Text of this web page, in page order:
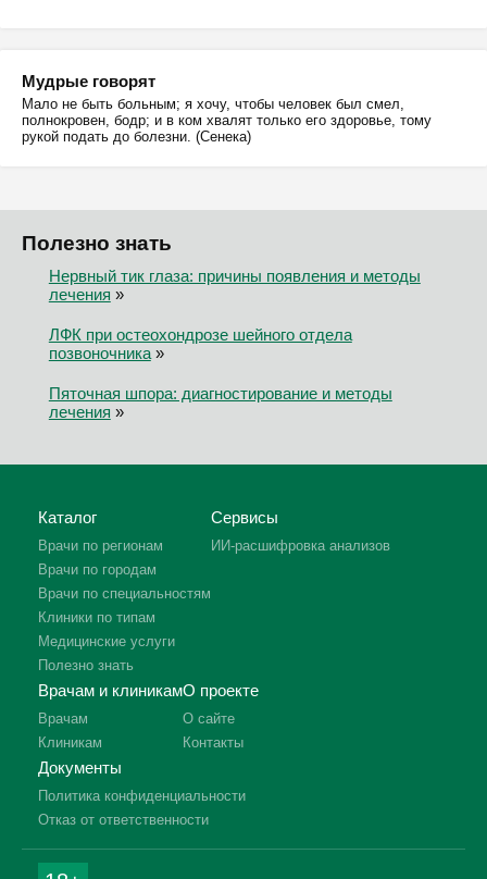
Мудрые говорят
Мало не быть больным; я хочу, чтобы человек был смел,
полнокровен, бодр; и в ком хвалят только его здоровье, тому
рукой подать до болезни. (Сенека)
Полезно знать
Нервный тик глаза: причины появления и методы
лечения »
ЛФК при остеохондрозе шейного отдела
позвоночника»
Пяточная шпора: диагностирование и методы
лечения »
Каталог
Врачи по регионам
Врачи по городам
Врачи по специальностям
Клиники по типам
Медицинские услуги
Полезно знать
Сервисы
ИИ-расшифровка анализов
Врачам и клиникам
Врачам
Клиникам
О проекте
О сайте
Контакты
Документы
Политика конфиденциальности
Отказ от ответственности